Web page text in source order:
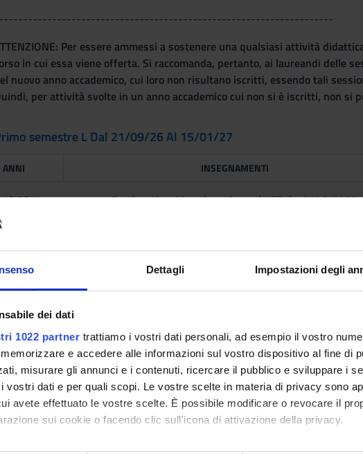
Dettagli Impostazioni degli
dei dati
1022 partner trattiamo i vostri dati personali, ad esempio il vostro
e accedere alle informazioni sul vostro dispositivo al fine di
misurare gli annunci e i contenuti, ricercare il pubblico e sviluppare i
vostri dati e per quali scopi. Le vostre scelte in materia di privacy sono
avete effettuato le vostre scelte. È possibile modificare o revocare il
sui cookie o facendo clic sull'icona di attivazione della privacy.
Per essere ammessi a sostenere una qualsiasi attività
in cui essa viene offerta. Si raccomanda, pertanto, ai laureandi delle
nuovo anno accademico, cui loro non risultano iscritti, essendo tali
per attività svolte in un anno accademico cui non si è iscritti, non si
semestre L Dal 21/09/26 Al 15/01/27
ANNI INSEGNAMENTI
1° 2° B-education: idee che valgono (1 CFU) - 2026/2027
1° 2°
Intelligenza artificiale (IA) generativa per la comunicazione
- 2026/2027
semestre LM Dal 28/09/26 Al 23/12/26
ANNI INSEGNAMENTI